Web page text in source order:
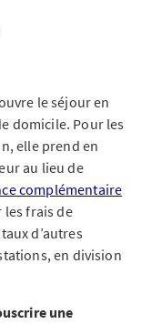
le séjour en
domicile. Pour les
elle prend en
au lieu de
complémentaire
les frais de
d’autres
en division
une